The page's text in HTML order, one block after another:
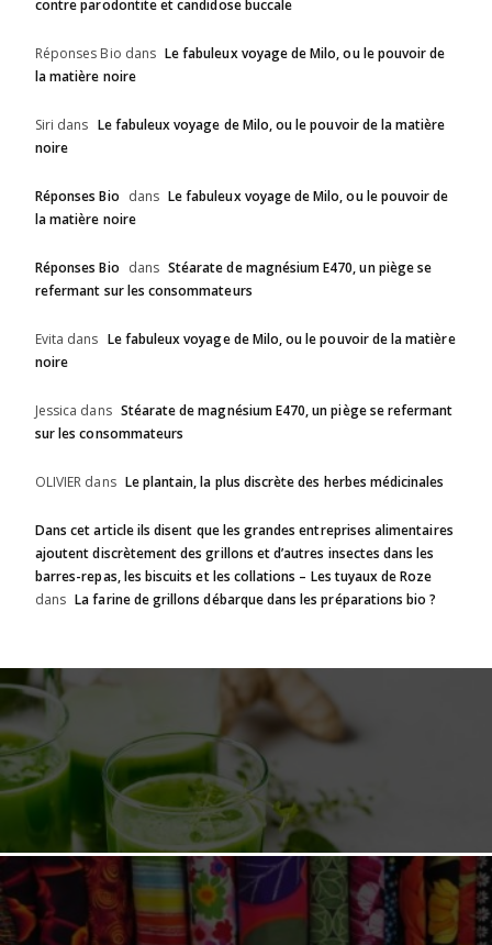
contre parodontite et candidose buccale
Réponses Bio dans Le fabuleux voyage de Milo, ou le pouvoir de
la matière noire
Siri dans Le fabuleux voyage de Milo, ou le pouvoir de la matière
noire
Réponses Bio dans Le fabuleux voyage de Milo, ou le pouvoir de
la matière noire
Réponses Bio dans Stéarate de magnésium E470, un piège se
refermant sur les consommateurs
Evita dans Le fabuleux voyage de Milo, ou le pouvoir de la matière
noire
Jessica dans Stéarate de magnésium E470, un piège se refermant
sur les consommateurs
OLIVIER dans Le plantain, la plus discrète des herbes médicinales
Dans cet article ils disent que les grandes entreprises alimentaires
ajoutent discrètement des grillons et d’autres insectes dans les
barres-repas, les biscuits et les collations – Les tuyaux de Roze
dans La farine de grillons débarque dans les préparations bio ?
CUISINEZ LES HUILES ESSENTIELLES !